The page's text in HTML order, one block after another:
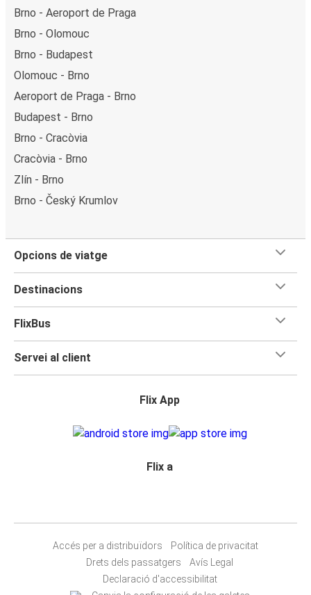
Brno - Aeroport de Praga
Brno - Olomouc
Brno - Budapest
Olomouc - Brno
Aeroport de Praga - Brno
Budapest - Brno
Brno - Cracòvia
Cracòvia - Brno
Zlín - Brno
Brno - Český Krumlov
Opcions de viatge
Destinacions
FlixBus
Servei al client
Flix App
Flix a
Accés per a distribuïdors
Política de privacitat
Drets dels passatgers
Avís Legal
Declaració d'accessibilitat